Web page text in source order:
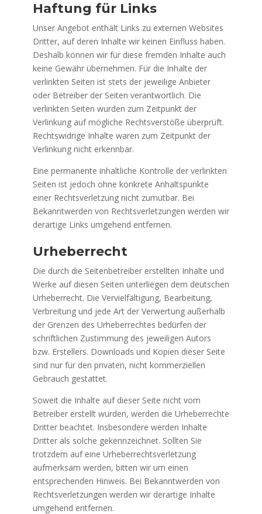
Haftung für Links
Unser Angebot enthält Links zu externen Websites
Dritter, auf deren Inhalte wir keinen Einfluss haben.
Deshalb können wir für diese fremden Inhalte auch
keine Gewähr übernehmen. Für die Inhalte der
verlinkten Seiten ist stets der jeweilige Anbieter
oder Betreiber der Seiten verantwortlich. Die
verlinkten Seiten wurden zum Zeitpunkt der
Verlinkung auf mögliche Rechtsverstöße überprüft.
Rechtswidrige Inhalte waren zum Zeitpunkt der
Verlinkung nicht erkennbar.
Eine permanente inhaltliche Kontrolle der verlinkten
Seiten ist jedoch ohne konkrete Anhaltspunkte
einer Rechtsverletzung nicht zumutbar. Bei
Bekanntwerden von Rechtsverletzungen werden wir
derartige Links umgehend entfernen.
Urheberrecht
Die durch die Seitenbetreiber erstellten Inhalte und
Werke auf diesen Seiten unterliegen dem deutschen
Urheberrecht. Die Vervielfältigung, Bearbeitung,
Verbreitung und jede Art der Verwertung außerhalb
der Grenzen des Urheberrechtes bedürfen der
schriftlichen Zustimmung des jeweiligen Autors
bzw. Erstellers. Downloads und Kopien dieser Seite
sind nur für den privaten, nicht kommerziellen
Gebrauch gestattet.
Soweit die Inhalte auf dieser Seite nicht vom
Betreiber erstellt wurden, werden die Urheberrechte
Dritter beachtet. Insbesondere werden Inhalte
Dritter als solche gekennzeichnet. Sollten Sie
trotzdem auf eine Urheberrechtsverletzung
aufmerksam werden, bitten wir um einen
entsprechenden Hinweis. Bei Bekanntwerden von
Rechtsverletzungen werden wir derartige Inhalte
umgehend entfernen.